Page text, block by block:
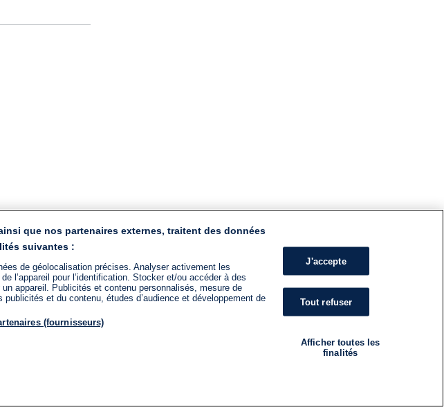
que nos partenaires externes, traitent des données
suivantes :
de géolocalisation précises. Analyser activement les
l’appareil pour l’identification. Stocker et/ou accéder à des
appareil. Publicités et contenu personnalisés, mesure de
publicités et du contenu, études d’audience et développement de
(fournisseurs)
J'accepte
Tout refuser
Afficher toutes les
finalités